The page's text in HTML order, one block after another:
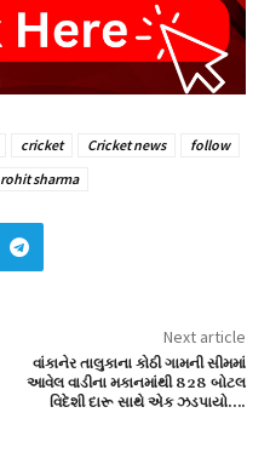
cricket Cricket news
follow
rohit sharma
Next article
વાંકાનેર તાલુકાના કોઠી ગામની સીમમાં
આવેલ વાડીના મકાનમાંથી 828 બોટલ
વિદેશી દારૂ સાથે એક ઝડપાયો….